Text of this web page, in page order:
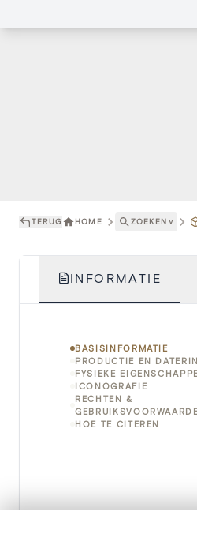
TERUG HOME ZOEKEN ˅
INFORMATIE
BASISINFORMATIE
PRODUCTIE EN
FYSIEKE
ICONOGRAFIE
RECHTEN &
HOE TE CITEREN